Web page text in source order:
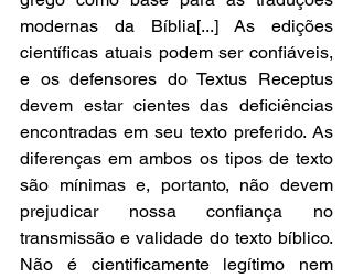
modernas da Bíblia[...] As edições
científicas atuais podem ser confiáveis,
e os defensores do Textus Receptus
devem estar cientes das deficiências
encontradas em seu texto preferido. As
diferenças em ambos os tipos de texto
são mínimas e, portanto, não devem
prejudicar nossa confiança no
transmissão e validade do texto bíblico.
Não é cientificamente legítimo nem